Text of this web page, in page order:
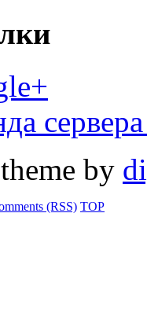
by
(RSS) TOP